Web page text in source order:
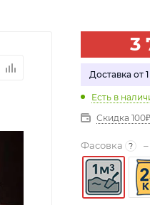
3
Доставка от
Есть в
Скидка
Фасовка ? –